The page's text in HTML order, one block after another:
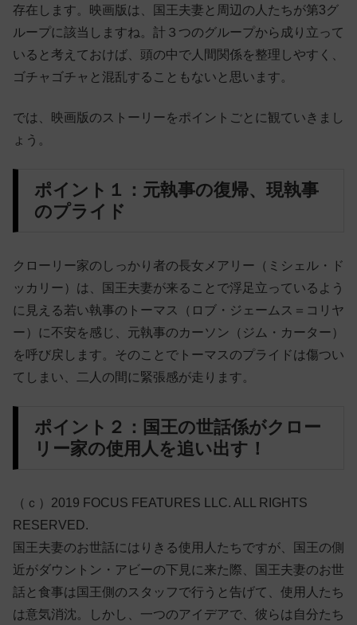
存在します。映画版は、国王夫妻と周辺の人たちが第3グ
ループに該当しますね。計３つのグループから成り立って
いると考えておけば、頭の中で人間関係を整理しやすく、
ゴチャゴチャと混乱することもないと思います。
では、映画版のストーリーをポイントごとに観ていきまし
ょう。
ポイント１：元執事の復帰、現執事
のプライド
クローリー家のしっかり者の長女メアリー（ミシェル・ド
ッカリー）は、国王夫妻が来ることで浮足立っているよう
に見える若い執事のトーマス（ロブ・ジェームス＝コリヤ
ー）に不安を感じ、元執事のカーソン（ジム・カーター）
を呼び戻します。そのことでトーマスのプライドは傷つい
てしまい、二人の間に緊張感が走ります。
ポイント２：国王の世話係がクロー
リー家の使用人を追い出す！
（ｃ）2019 FOCUS FEATURES LLC. ALL RIGHTS
RESERVED.
国王夫妻のお世話にはりきる使用人たちですが、国王の側
近がダウントン・アビーの下見に来た際、国王夫妻のお世
話と食事は国王側のスタッフで行うと告げて、使用人たち
は意気消沈。しかし、一つのアイデアで、彼らは自分たち